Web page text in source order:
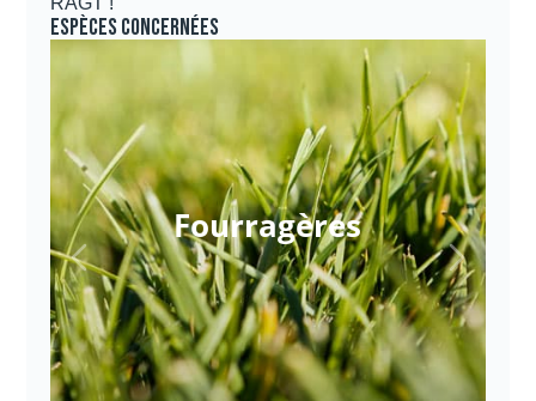
Espèces concernées
Fourragères